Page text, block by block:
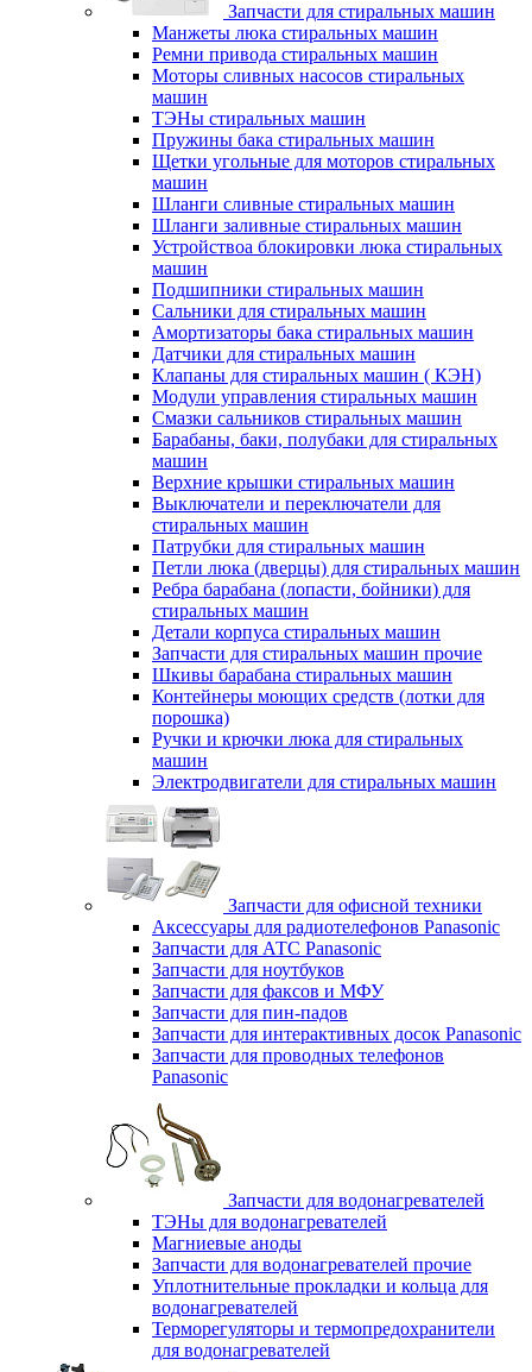
Запчасти для стиральных машин
Манжеты люка стиральных машин
Ремни привода стиральных машин
Моторы сливных насосов стиральных
машин
ТЭНы стиральных машин
Пружины бака стиральных машин
Щетки угольные для моторов стиральных
машин
Шланги сливные стиральных машин
Шланги заливные стиральных машин
Устройствоа блокировки люка стиральных
машин
Подшипники стиральных машин
Сальники для стиральных машин
Амортизаторы бака стиральных машин
Датчики для стиральных машин
Клапаны для стиральных машин ( КЭН)
Модули управления стиральных машин
Смазки сальников стиральных машин
Барабаны, баки, полубаки для стиральных
машин
Верхние крышки стиральных машин
Выключатели и переключатели для
стиральных машин
Патрубки для стиральных машин
Петли люка (дверцы) для стиральных машин
Ребра барабана (лопасти, бойники) для
стиральных машин
Детали корпуса стиральных машин
Запчасти для стиральных машин прочие
Шкивы барабана стиральных машин
Контейнеры моющих средств (лотки для
порошка)
Ручки и крючки люка для стиральных
машин
Электродвигатели для стиральных машин
Запчасти для офисной техники
Аксессуары для радиотелефонов Panasonic
Запчасти для АТС Panasonic
Запчасти для ноутбуков
Запчасти для факсов и МФУ
Запчасти для пин-падов
Запчасти для интерактивных досок Panasonic
Запчасти для проводных телефонов
Panasonic
Запчасти для водонагревателей
ТЭНы для водонагревателей
Магниевые аноды
Запчасти для водонагревателей прочие
Уплотнительные прокладки и кольца для
водонагревателей
Терморегуляторы и термопредохранители
для водонагревателей